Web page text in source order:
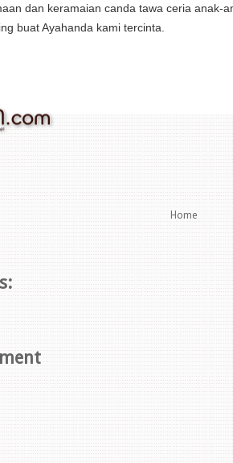
dan keramaian canda tawa ceria anak-
buat Ayahanda kami tercinta.
Home